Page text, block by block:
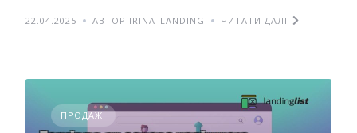
22.04.2025 АВТОР IRINA_LANDING ЧИТАТИ ДАЛІ
ПРОДАЖІ